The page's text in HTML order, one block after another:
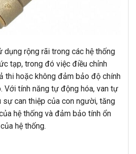
rộng rãi trong các hệ thống
tạp, trong đó việc điều chỉnh
thi hoặc không đảm bảo độ chính
Với tính năng tự động hóa, van tự
can thiệp của con người, tăng
hệ thống và đảm bảo tính ổn
hệ thống.